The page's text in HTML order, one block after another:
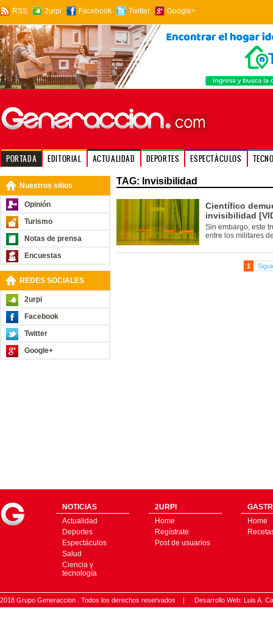
RSS 2urpi Facebook Twitter Google+
PORTADA EDITORIAL ACTUALIDAD DEPORTES ESPECTÁCULOS
Nuestros sitios
Opinión
Turismo
Notas de prensa
Encuestas
REDES SOCIALES
2urpi
Facebook
Twitter
Google+
TAG: Invisibilidad
Científico
invisibilidad
Sin embargo, este
entre los militares
1
NOTICIAS
Actualidad
Deportes
Espectáculos
Salud
Ciencia y
tecnología
2URPI
Home
Regístrate
Post de usuarios
Home
2018 Grupo Generaccion . Todos los derechos reservados | Desarrollo Web: Luis